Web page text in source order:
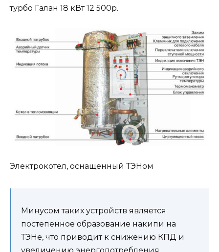
турбо Галан 18 кВт 12 500р.
Электрокотел, оснащенный ТЭНом
Минусом таких устройств является
постепенное образование накипи на
ТЭНе, что приводит к снижению КПД и